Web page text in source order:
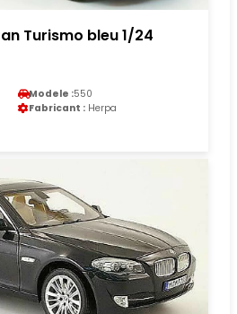
Turismo bleu 1/24
Modele :550
Fabricant : Herpa